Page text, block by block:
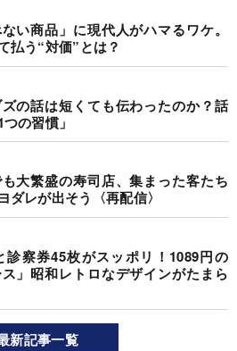
い商品」に現代人がハマるワケ。
払う“対価”とは？
の話は短くても伝わったのか？話
の習慣」
大繁盛の寿司店、集まった客たち
レが出そう〈再配信〉
診察券45枚がスッポリ！1089円の
」昭和レトロなデザインがたまら
新記事一覧